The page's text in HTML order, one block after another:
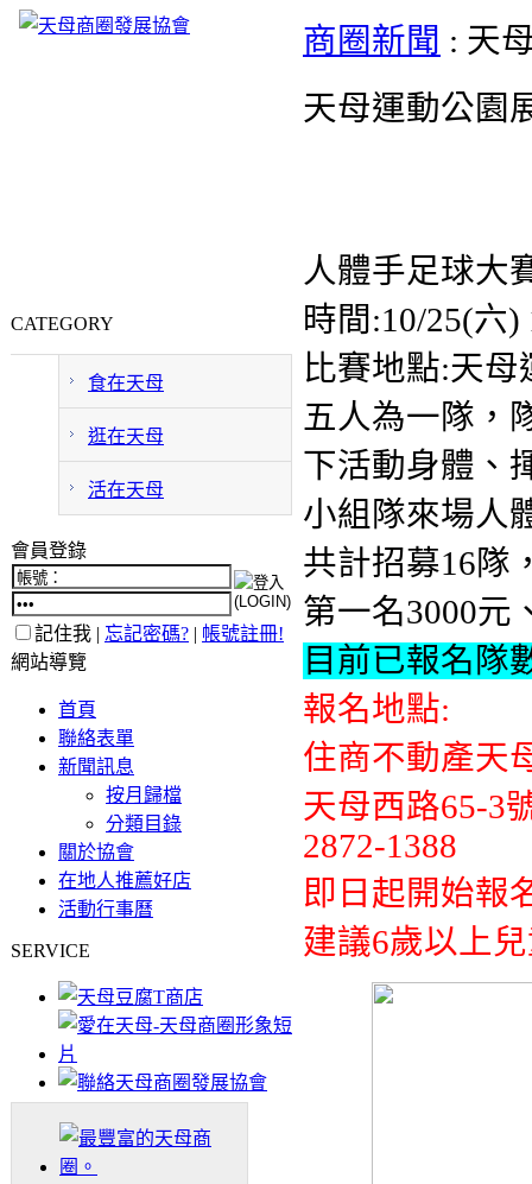
CATEGORY
食在天母
逛在天母
活在天母
會員登錄
記住我 | 忘記密碼? | 帳號註冊!
網站導覽
首頁
聯絡表單
新聞訊息
按月歸檔
分類目錄
關於協會
在地人推薦好店
活動行事曆
SERVICE
商圈新聞 : 天
天母運動公園
人體手足球大
時間:10/25(六)
比賽地點:天
五人為一隊，
下活動身體、
小組隊來場人
共計招募16隊
第一名3000元
目前已報名隊
報名地點:
住商不動產天
天母西路65-3
2872-1388
即日起開始報
建議6歲以上